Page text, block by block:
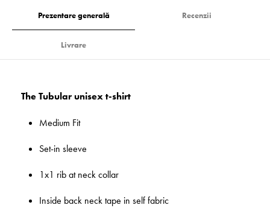
Prezentare generală Recenzii
Livrare
The Tubular unisex t-shirt
Medium Fit
Set-in sleeve
1x1 rib at neck collar
Inside back neck tape in self fabric